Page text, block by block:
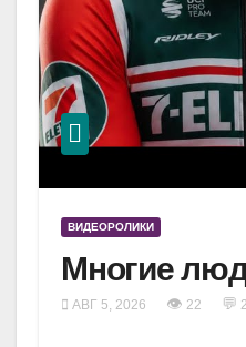
ВИДЕОРОЛИКИ
Многие
АВГ 5, 2026 👁 22 💬